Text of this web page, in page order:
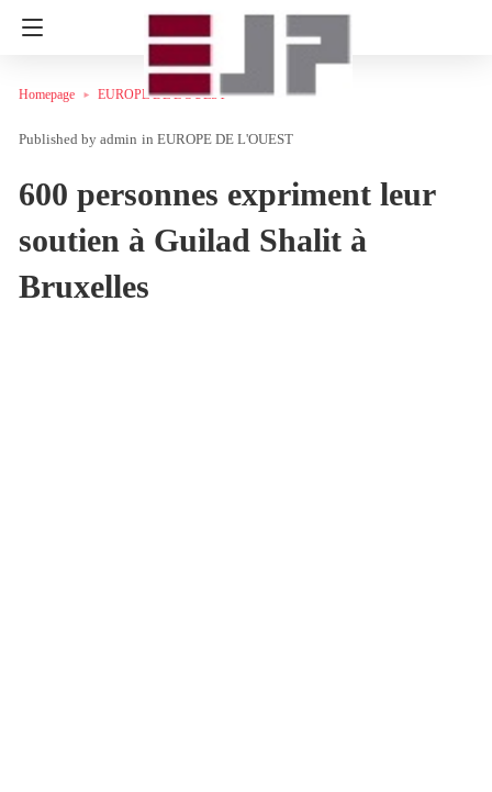
Homepage EUROPE DE L'OUEST
admin in EUROPE DE L'OUEST
600 personnes expriment leur
soutien à Guilad Shalit à
Bruxelles